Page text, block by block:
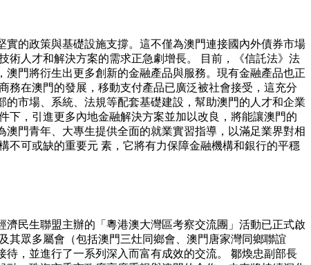
的政策與基礎設施支撐。這不僅為澳門連接國內外債券市場
術人才和解決方案的需求正急劇增長。 目前，《信託法》法
門將衍生出更多創新的金融產品與服務。現有金融產品也正
務在澳門的發展，移動支付產品已廣泛被社會接受，這充分
市場、系統、法規等配套基礎建設，幫助澳門的人才和企業
下，引進更多內地金融解決方案並加以改良，將能讓澳門的
門青年、大專生提供全面的就業實習指導，以滿足業界對相
不可或缺的重要元 素，它將有力保障金融機構和銀行的平穩
民生聯盟主辦的「粵港澳大灣區考察交流團」活動已正式啟
其眾多屬會（包括澳門三灶同鄉會、澳門唐家灣同鄉聯誼
，並進行了一系列深入而富有成效的交流。 鄒煥忠副部長